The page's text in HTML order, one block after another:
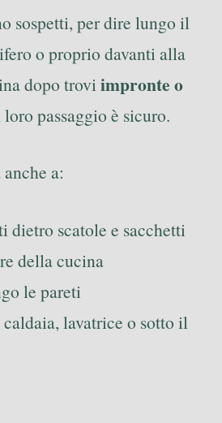
sospetti, per dire lungo il
o proprio davanti alla
dopo troviimpronte o
passaggio è sicuro.
a:
dietro scatole e sacchetti
della cucina
le pareti
lavatrice o sotto il